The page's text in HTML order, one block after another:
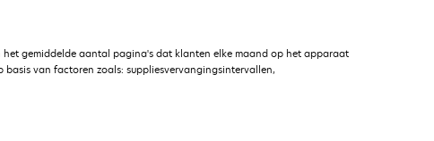
gemiddelde aantal pagina's dat klanten elke maand op het apparaat
van factoren zoals: suppliesvervangingsintervallen,